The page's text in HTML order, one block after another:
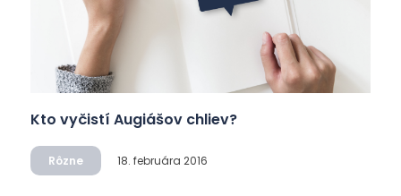
Kto vyčistí Augiášov chliev?
Rôzne 18. februára 2016